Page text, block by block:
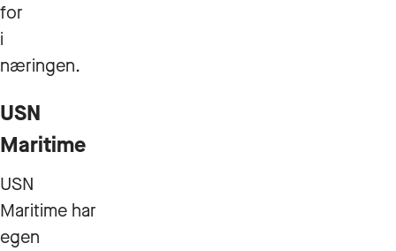
for
i
næringen.
USN
Maritime
USN
Maritime har
egen